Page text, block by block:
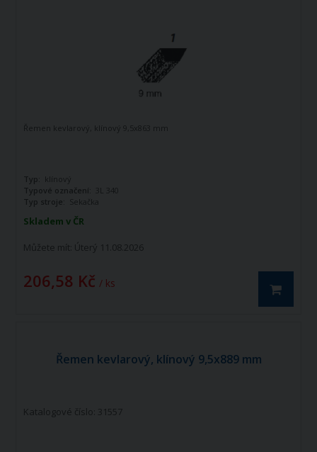
Skladem v ČR
Můžete mít: Úterý 11.08.2026
206,58 Kč / ks
Řemen kevlarový, klínový 9,5x863 mm
Typ: klínový
Typové označení:
3L 340
Typ stroje:
Sekačka
Řemen kevlarový, klínový 9,5x889 mm
Katalogové číslo: 31557